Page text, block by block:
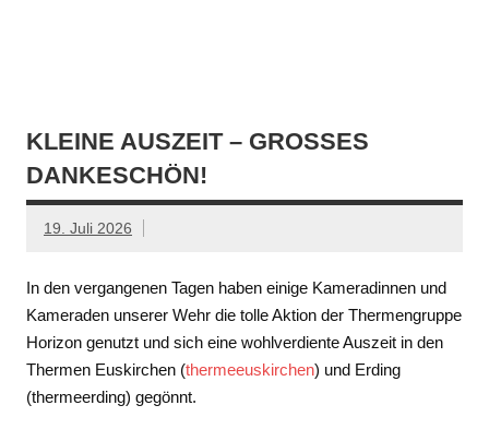
KLEINE AUSZEIT – GROSSES D
ANKESCHÖN!
19. Juli 2026
In den vergangenen Tagen haben einige Kameradinnen und
Kameraden unserer Wehr die tolle Aktion der Thermengruppe
Horizon genutzt und sich eine wohlverdiente Auszeit in den
Thermen Euskirchen (thermeeuskirchen) und Erding
(thermeerding) gegönnt.